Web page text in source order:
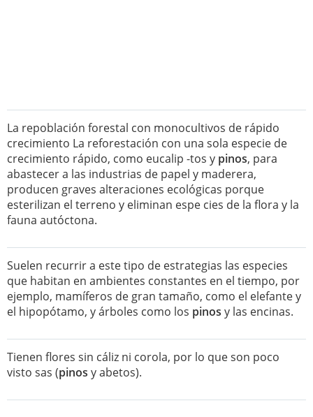
La repoblación forestal con monocultivos de rápido
crecimiento La reforestación con una sola especie de
crecimiento rápido, como eucalip -tos y pinos, para
abastecer a las industrias de papel y maderera,
producen graves alteraciones ecológicas porque
esterilizan el terreno y eliminan espe cies de la flora y la
fauna autóctona.
Suelen recurrir a este tipo de estrategias las especies
que habitan en ambientes constantes en el tiempo, por
ejemplo, mamíferos de gran tamaño, como el elefante y
el hipopótamo, y árboles como los pinos y las encinas.
Tienen flores sin cáliz ni corola, por lo que son poco
visto sas (pinos y abetos).